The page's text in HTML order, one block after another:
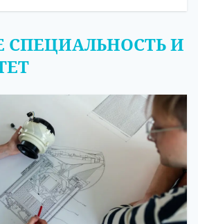
СПЕЦИАЛЬНОСТЬ И